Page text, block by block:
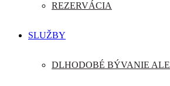
REZERVÁCIA
SLUŽBY
DLHODOBÉ BÝVANIE